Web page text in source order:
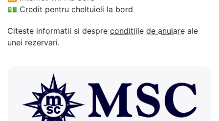
💵 Credit pentru cheltuieli la bord
Citeste informatii si despre conditiile de anulare ale
unei rezervari.